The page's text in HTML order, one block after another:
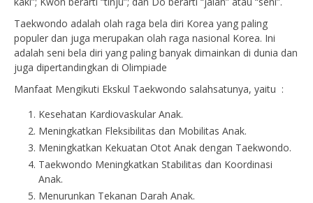
Taekwondo adalah olah raga bela diri Korea yang paling
populer dan juga merupakan olah raga nasional Korea. Ini
adalah seni bela diri yang paling banyak dimainkan di dunia dan
juga dipertandingkan di Olimpiade
Manfaat Mengikuti Ekskul Taekwondo salahsatunya, yaitu :
Kesehatan Kardiovaskular Anak.
Meningkatkan Fleksibilitas dan Mobilitas Anak.
Meningkatkan Kekuatan Otot Anak dengan Taekwondo.
Taekwondo Meningkatkan Stabilitas dan Koordinasi
Anak.
Menurunkan Tekanan Darah Anak.